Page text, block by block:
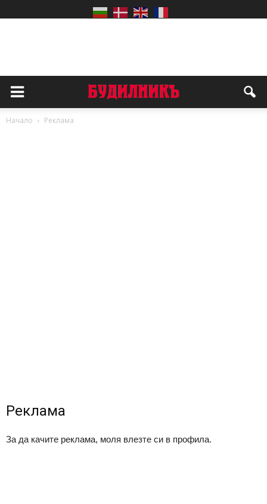
Начало Реклама
Реклама
За да качите реклама, моля влезте си в профила.